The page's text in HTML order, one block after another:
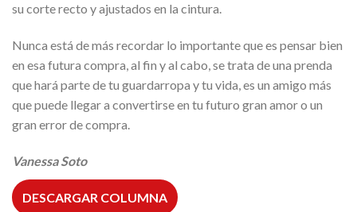
su corte recto y ajustados en la cintura.
Nunca está de más recordar lo importante que es pensar bien
en esa futura compra, al fin y al cabo, se trata de una prenda
que hará parte de tu guardarropa y tu vida, es un amigo más
que puede llegar a convertirse en tu futuro gran amor o un
gran error de compra.
Vanessa Soto
DESCARGAR COLUMNA